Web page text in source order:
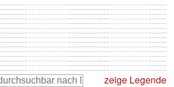
zeige Legende